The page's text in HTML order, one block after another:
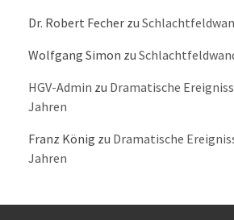
Dr. Robert Fecher zu
Wolfgang Simon zu
HGV-Admin zu Dramatische
Jahren
Franz König zu Dramatische
Jahren